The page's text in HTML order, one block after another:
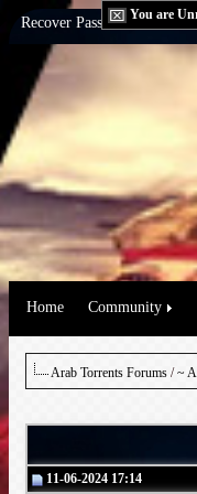
You are
Recover Password:via
Home Community
Arab Torrents Forums /~
11-06-2024 17:14